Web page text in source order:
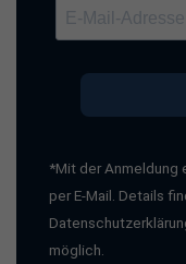
*Mit der Anmeldung
per E-Mail. Details
möglich.